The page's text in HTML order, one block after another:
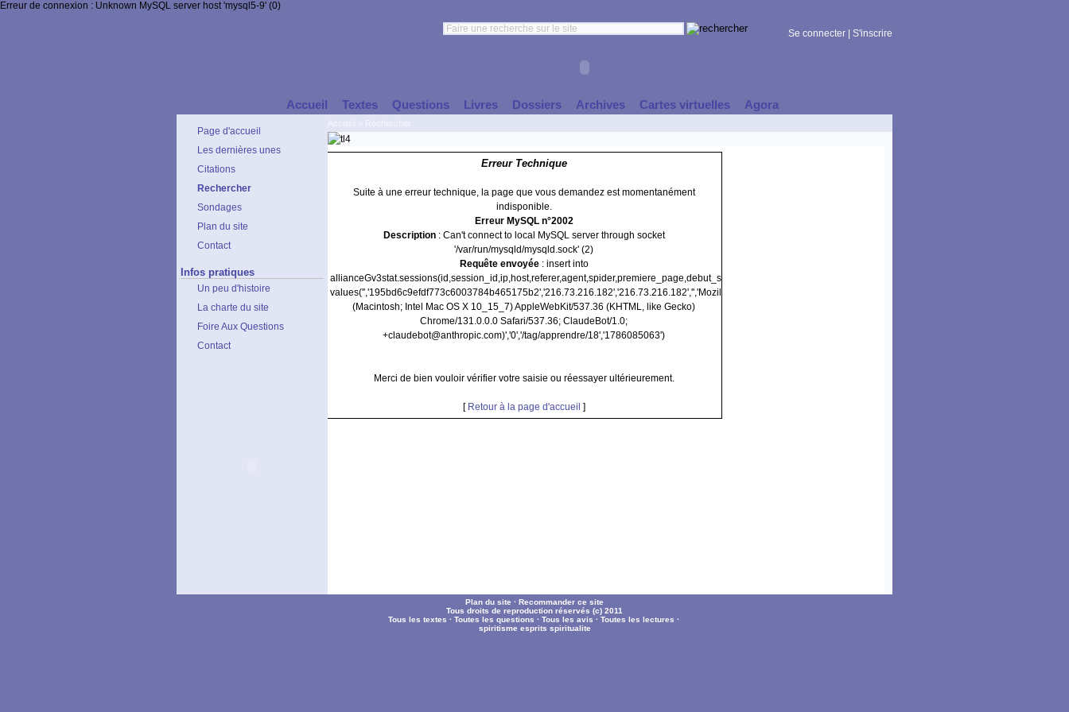
Erreur de connexion : Unknown MySQL server host 'mysql5-9' (0)
Se connecter S'inscrire
Accueil Textes Questions Livres Dossiers Archives Cartes virtuelles Agora
Page d'accueil
Les dernières unes
Citations
Rechercher
Sondages
Plan du site
Contact
Infos pratiques
Un peu d'histoire
La charte du site
Foire Aux Questions
Contact
Erreur Technique
Suite à une erreur technique, la page que vous demandez est momentanément
indisponible.
Erreur MySQL n°2002
Description: Can't connect to local MySQL server through socket
'/var/run/mysqld/mysqld.sock' (2)
Requête envoyée: insert into
allianceGv3stat.sessions(id,session_id,ip,host,referer,agent,spider,premiere_page,debut_session)
values('','195bd6c9efdf773c6003784b465175b2','216.73.216.182','216.73.216.182','','Mozilla/5.0
(Macintosh; Intel Mac OS X 10_15_7) AppleWebKit/537.36 (KHTML, like Gecko)
Chrome/131.0.0.0 Safari/537.36; ClaudeBot/1.0;
+claudebot@anthropic.com)','0','/tag/apprendre/18','1786085063')
Merci de bien vouloir vérifier votre saisie ou réessayer ultérieurement.
[ Retour à la page d'accueil ]
Plan du site · Recommander ce site
Tous droits de reproduction réservés (c) 2011
Tous les textes · Toutes les questions · Tous les avis · Toutes les lectures ·
spiritisme esprits spiritualite